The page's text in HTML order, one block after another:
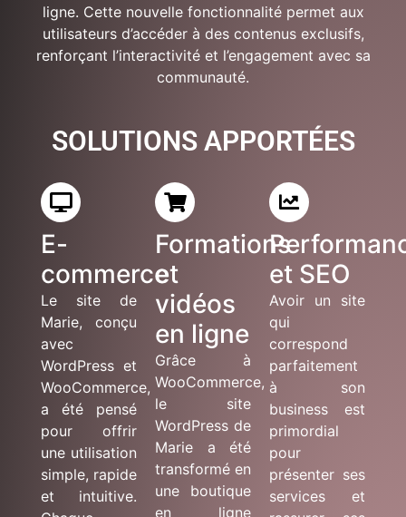
ligne. Cette nouvelle fonctionnalité permet aux
utilisateurs d’accéder à des contenus exclusifs,
renforçant l’interactivité et l’engagement avec sa
communauté.
SOLUTIONS APPORTÉES
E-
commerce
Le site de
Marie, conçu
avec
WordPress et
WooCommerce,
a été pensé
pour offrir
une utilisation
simple, rapide
et intuitive.
Formations
et
vidéos
en ligne
Grâce à
WooCommerce,
le site
WordPress de
Marie a été
transformé en
une boutique
en ligne
et SEO
Avoir un site
qui
correspond
parfaitement
à son
business est
primordial
pour
présenter ses
services et